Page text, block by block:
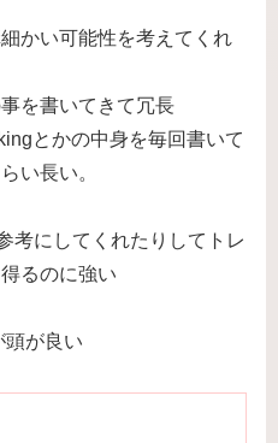
かい可能性を考えてくれ
を書いてきて冗長
とかの中身を毎回書いて
い長い。
考にしてくれたりしてトレ
るのに強い
頭が良い